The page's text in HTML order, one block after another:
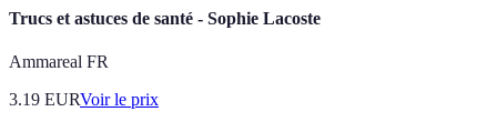
Trucs et astuces de santé - Sophie Lacoste
Ammareal FR
3.19 EURVoir le prix